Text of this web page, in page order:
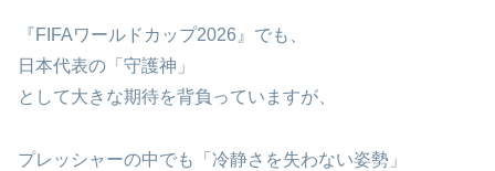
『FIFAワールドカップ2026』でも、
日本代表の「守護神」
として大きな期待を背負っていますが、
プレッシャーの中でも「冷静さを失わない姿勢」